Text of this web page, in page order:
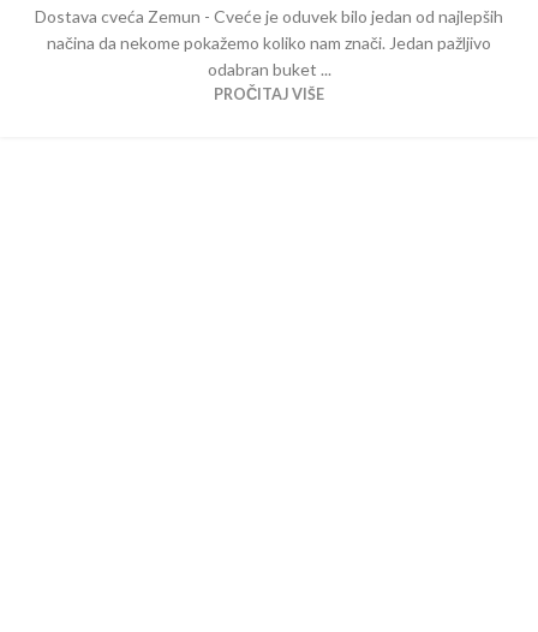
Dostava cveća Zemun - Cveće je oduvek bilo jedan od najlepših
načina da nekome pokažemo koliko nam znači. Jedan pažljivo
odabran buket ...
PROČITAJ VIŠE